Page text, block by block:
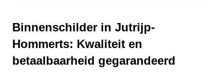
Binnenschilder in Jutrijp-
Hommerts: Kwaliteit en
betaalbaarheid gegarandeerd